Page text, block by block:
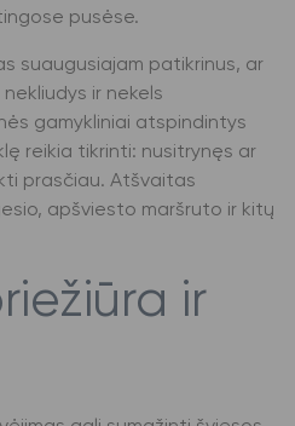
pusėse.
suaugusiajam patikrinus, ar
ir nekels
gamykliniai atspindintys
reikia tikrinti: nusitrynęs ar
prasčiau. Atšvaitas
apšviesto maršruto ir kitų
ir